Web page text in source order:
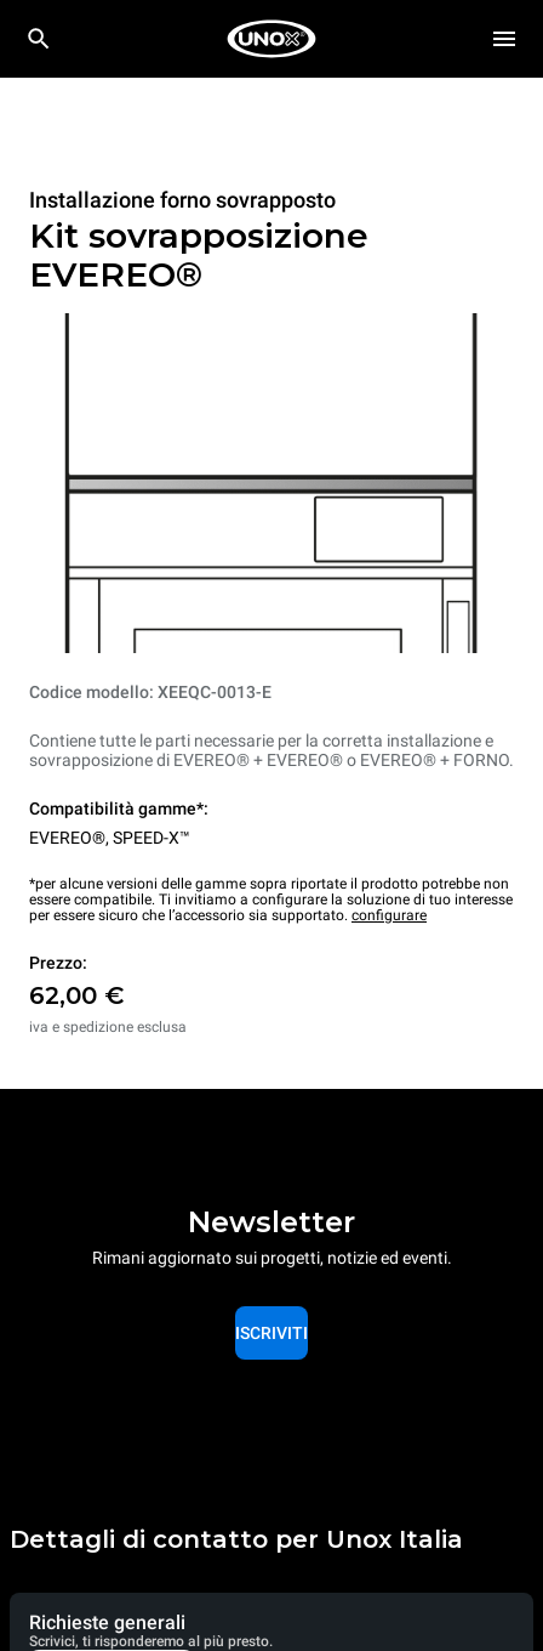
Installazione forno sovrapposto
Kit sovrapposizione
EVEREO®
Codice modello: XEEQC-0013-E
Contiene tutte le parti necessarie per la corretta installazione e
sovrapposizione di EVEREO® + EVEREO® o EVEREO® + FORNO.
Compatibilità gamme*:
EVEREO®, SPEED-X™
*per alcune versioni delle gamme sopra riportate il prodotto potrebbe non
essere compatibile. Ti invitiamo a configurare la soluzione di tuo interesse
per essere sicuro che l’accessorio sia supportato. configurare
Prezzo:
62,00 €
iva e spedizione esclusa
Newsletter
Rimani aggiornato sui progetti, notizie ed eventi.
ISCRIVITI
Dettagli di contatto per Unox Italia
Richieste generali
Scrivici, ti risponderemo al più presto.